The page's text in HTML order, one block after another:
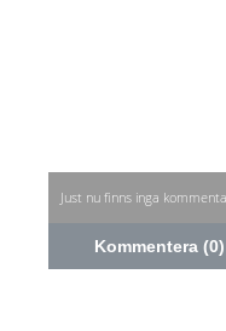
Just nu finns inga
Kommentera (0)